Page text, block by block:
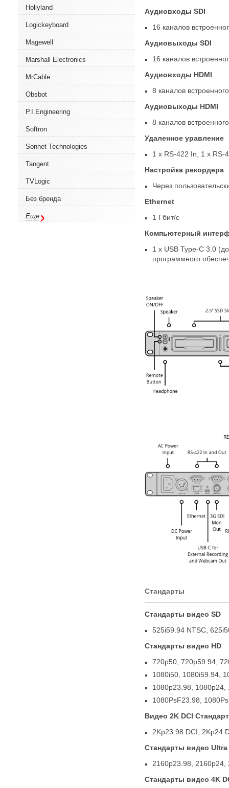
Hollyland
Logickeyboard
Magewell
Marshall Electronics
MrCable
Obsbot
P.I.Engineering
Softron
Sonnet Technologies
Tangent
TVLogic
Без бренда
Еще
Аудиовходы SDI
16 каналов
Аудиовыходы SDI
16 каналов
Аудиовходы HDMI
8 каналов
Аудиовыходы HDMI
8 каналов
Удаленное уравление
1 x RS-422 In
1 x RS-
Настройка рекордера
Через
Ethernet
1 Гбит/с
Компьютерный
1 x USB Type-C 3.0 (
программного
Cтандарты
Стандарты видео SD
525i59.94 NTSC
Стандарты видео HD
720p50 720p59.94
1080i50 1080i59.94
1080p23.98
1080p24
1080PsF23.98
Видео 2K DCI
2Kp23.98 DCI
2Kp24
Стандарты видео Ultra
2160p23.98
2160p24
Стандарты видео 4K